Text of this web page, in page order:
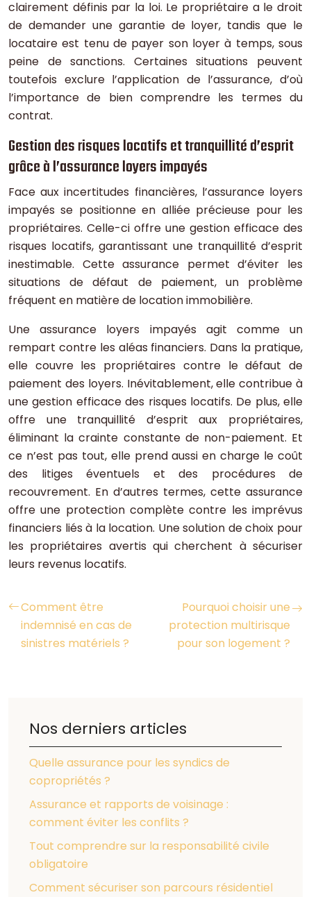
clairement définis par la loi. Le propriétaire a le droit
de demander une garantie de loyer, tandis que le
locataire est tenu de payer son loyer à temps, sous
peine de sanctions. Certaines situations peuvent
toutefois exclure l’application de l’assurance, d’où
l’importance de bien comprendre les termes du
contrat.
Gestion des risques locatifs et tranquillité d’esprit
grâce à l’assurance loyers impayés
Face aux incertitudes financières, l’assurance loyers
impayés se positionne en alliée précieuse pour les
propriétaires. Celle-ci offre une gestion efficace des
risques locatifs, garantissant une tranquillité d’esprit
inestimable. Cette assurance permet d’éviter les
situations de défaut de paiement, un problème
fréquent en matière de location immobilière.
Une assurance loyers impayés agit comme un
rempart contre les aléas financiers. Dans la pratique,
elle couvre les propriétaires contre le défaut de
paiement des loyers. Inévitablement, elle contribue à
une gestion efficace des risques locatifs. De plus, elle
offre une tranquillité d’esprit aux propriétaires,
éliminant la crainte constante de non-paiement. Et
ce n’est pas tout, elle prend aussi en charge le coût
des litiges éventuels et des procédures de
recouvrement. En d’autres termes, cette assurance
offre une protection complète contre les imprévus
financiers liés à la location. Une solution de choix pour
les propriétaires avertis qui cherchent à sécuriser
leurs revenus locatifs.
Comment être
indemnisé en cas de
sinistres matériels ?
Pourquoi choisir une
protection multirisque
pour son logement ?
Nos derniers articles
Quelle assurance pour les syndics de
copropriétés ?
Assurance et rapports de voisinage :
comment éviter les conflits ?
Tout comprendre sur la responsabilité civile
obligatoire
Comment sécuriser son parcours résidentiel